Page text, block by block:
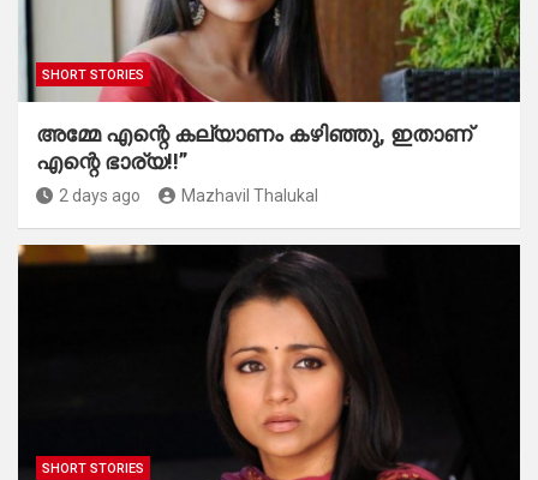
SHORT STORIES
അമ്മേ എന്റെ കല്യാണം കഴിഞ്ഞു, ഇതാണ്
എന്റെ ഭാര്യ!!”
2 days ago Mazhavil Thalukal
SHORT STORIES